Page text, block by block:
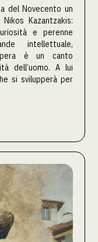
del Novecento un
Kazantzakis:
e perenne
intellettuale,
è un canto
dell’uomo. A lui
si svilupperà per